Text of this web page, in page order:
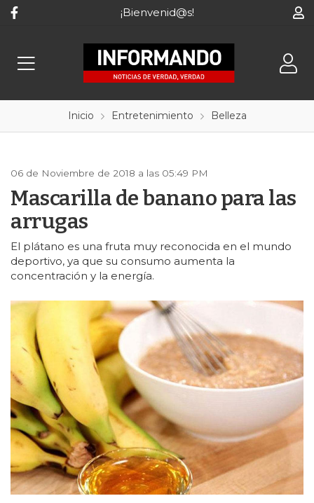
¡Bienvenid@s!
Inicio Entretenimiento Belleza
06 de Noviembre de 2018 a las 05:49 PM
Mascarilla de banano para las
arrugas
El plátano es una fruta muy reconocida en el mundo
deportivo, ya que su consumo aumenta la
concentración y la energía.